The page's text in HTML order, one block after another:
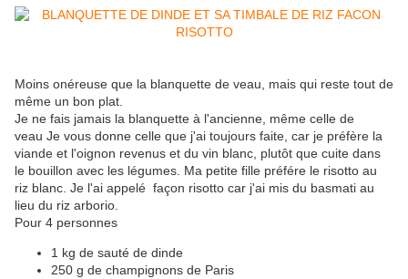
Moins onéreuse que la blanquette de veau, mais qui reste tout de
même un bon plat.
Je ne fais jamais la blanquette à l'ancienne, même celle de
veau Je vous donne celle que j'ai toujours faite, car je préfère la
viande et l'oignon revenus et du vin blanc, plutôt que cuite dans
le bouillon avec les légumes. Ma petite fille préfére le risotto au
riz blanc. Je l'ai appelé façon risotto car j'ai mis du basmati au
lieu du riz arborio.
Pour 4 personnes
1 kg de sauté de dinde
250 g de champignons de Paris